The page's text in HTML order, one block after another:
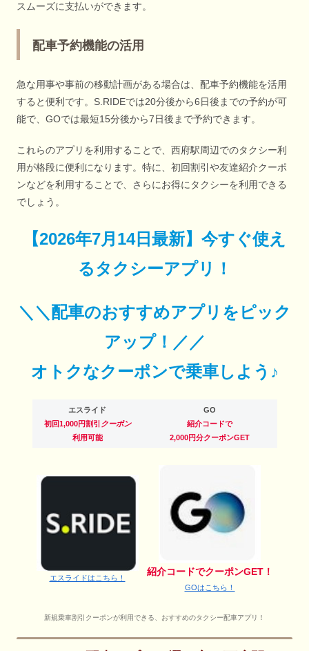
スムーズに支払いができます。
配車予約機能の活用
急な用事や事前の移動計画がある場合は、配車予約機能を活用
すると便利です。S.RIDEでは20分後から6日後までの予約が可
能で、GOでは最短15分後から7日後まで予約できます。
これらのアプリを利用することで、西府駅周辺でのタクシー利
用が格段に便利になります。特に、初回割引や友達紹介クーポ
ンなどを利用することで、さらにお得にタクシーを利用できる
でしょう。
【2026年7月14日最新】 今すぐ使え
るタクシーアプリ！
＼＼配車のおすすめアプリをピック
アップ！／／
オトクなクーポンで乗車しよう♪
エスライド
初回1,000円割引 クーポン
利用可能
GO
紹介コードで
2,000円分クーポンGET
エスライドはこちら！
紹介コードでクーポンGET！
GOはこちら！
新規乗車割引クーポンが利用できる、おすすめのタクシー配車アプリ！